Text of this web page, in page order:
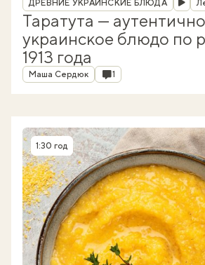
ДРЕВНИЕ УКРАИНСКИЕ БЛЮДА
Таратута —
украинское блюдо по
1913 года
Автор
Маша Сердюк Комментарии
1
Время приготовления
1:30 год